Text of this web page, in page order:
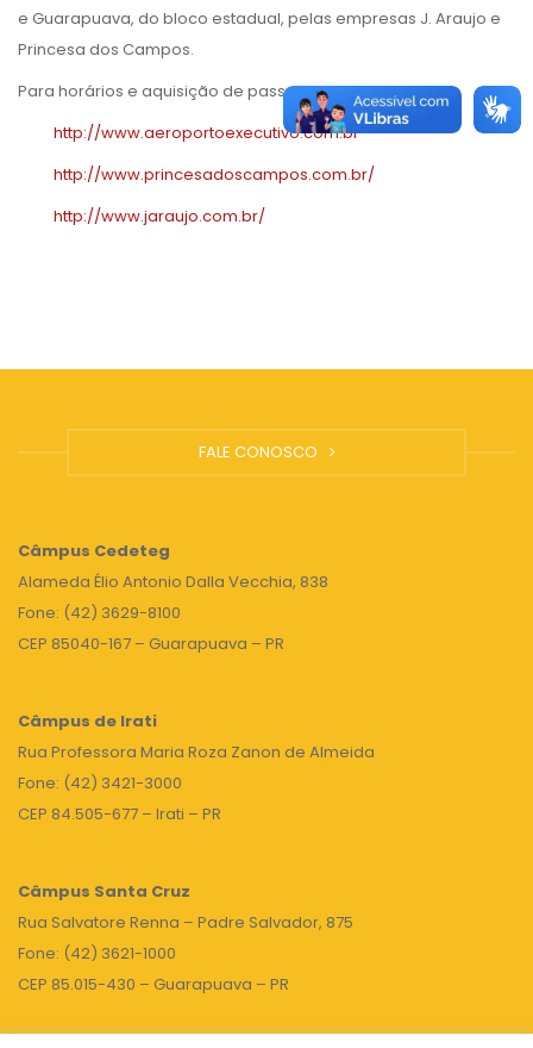
e Guarapuava, do bloco estadual, pelas empresas J. Araujo e
Princesa dos Campos.
Para horários e aquisição de passagens, consulte:
http://www.aeroportoexecutivo.com.br
http://www.princesadoscampos.com.br/
http://www.jaraujo.com.br/
FALE CONOSCO
Câmpus Cedeteg
Alameda Élio Antonio Dalla Vecchia, 838
Fone: (42) 3629-8100
CEP 85040-167 – Guarapuava – PR
Câmpus de Irati
Rua Professora Maria Roza Zanon de Almeida
Fone: (42) 3421-3000
CEP 84.505-677 – Irati – PR
Câmpus Santa Cruz
Rua Salvatore Renna – Padre Salvador, 875
Fone: (42) 3621-1000
CEP 85.015-430 – Guarapuava – PR